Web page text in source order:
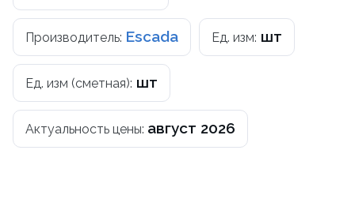
Производитель: Escada Ед. изм: шт
Ед. изм (сметная): шт
Актуальность цены: август 2026